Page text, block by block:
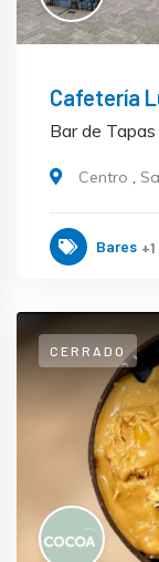
Cafetería
Bar de Tapas
Centro ,
Bares +1
CERRADO